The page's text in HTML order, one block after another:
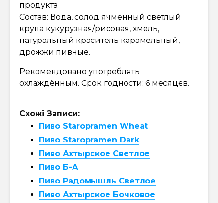
продукта
Состав: Вода, солод ячменный светлый,
крупа кукурузная/рисовая, хмель,
натуральный краситель карамельный,
дрожжи пивные.
Рекомендовано употреблять
охлаждённым. Срок годности: 6 месяцев.
Схожі Записи:
Пиво Staropramen Wheat
Пиво Staropramen Dark
Пиво Ахтырское Светлое
Пиво Б-А
Пиво Радомышль Светлое
Пиво Ахтырское Бочковое